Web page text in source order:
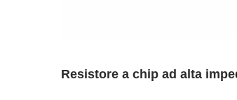
Resistore a chip ad alta